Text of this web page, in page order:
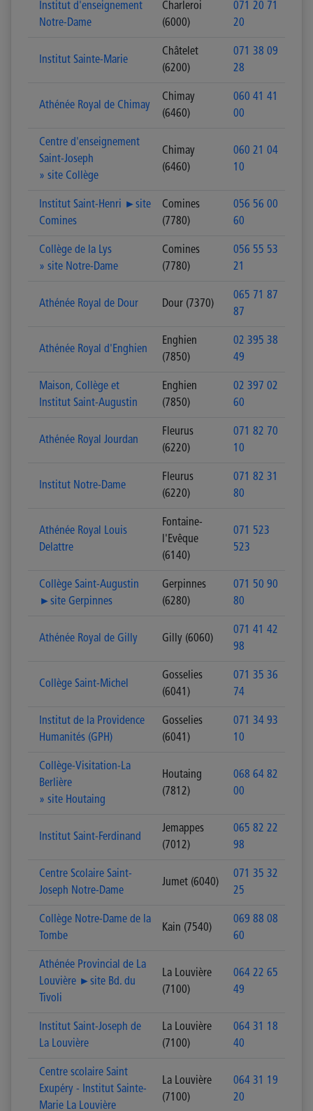
Institut d'enseignement
Notre-Dame
Charleroi
(6000)
071 20 71
20
Institut Sainte-Marie
Châtelet
(6200)
071 38 09
28
Athénée Royal de Chimay
Chimay
(6460)
060 41 41
00
Centre d'enseignement
Saint-Joseph
» site Collège
Chimay
(6460)
060 21 04
10
Institut Saint-Henri ►site
Comines
Comines
(7780)
056 56 00
60
Collège de la Lys
» site Notre-Dame
Comines
(7780)
056 55 53
21
Athénée Royal de Dour Dour (7370)
065 71 87
87
Athénée Royal d'Enghien
Enghien
(7850)
02 395 38
49
Maison, Collège et
Institut Saint-Augustin
Enghien
(7850)
02 397 02
60
Athénée Royal Jourdan
Fleurus
(6220)
071 82 70
10
Institut Notre-Dame
Fleurus
(6220)
071 82 31
80
Athénée Royal Louis
Delattre
Fontaine-
l'Evêque
(6140)
071 523
523
Collège Saint-Augustin
►site Gerpinnes
Gerpinnes
(6280)
071 50 90
80
Athénée Royal de Gilly Gilly (6060)
071 41 42
98
Collège Saint-Michel
Gosselies
(6041)
071 35 36
74
Institut de la Providence
Humanités (GPH)
Gosselies
(6041)
071 34 93
10
Collège-Visitation-La
Berlière
» site Houtaing
Houtaing
(7812)
068 64 82
00
Institut Saint-Ferdinand
Jemappes
(7012)
065 82 22
98
Centre Scolaire Saint-
Joseph Notre-Dame
Jumet (6040)
071 35 32
25
Collège Notre-Dame de la
Tombe
Kain (7540)
069 88 08
60
Athénée Provincial de La
Louvière ►site Bd. du
Tivoli
La Louvière
(7100)
064 22 65
49
Institut Saint-Joseph de
La Louvière
La Louvière
(7100)
064 31 18
40
Centre scolaire Saint
Exupéry - Institut Sainte-
Marie La Louvière
La Louvière
(7100)
064 31 19
20